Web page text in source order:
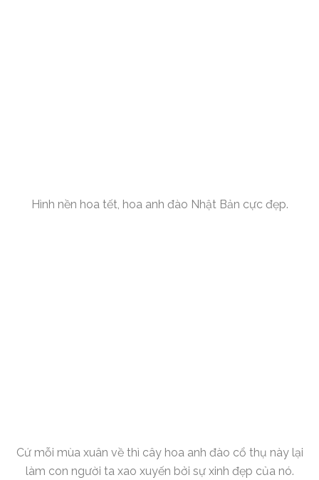
Hình nền hoa tết, hoa anh đào Nhật Bản cực đẹp.
Cứ mỗi mùa xuân về thì cây hoa anh đào cổ thụ này lại
làm con người ta xao xuyến bởi sự xinh đẹp của nó.